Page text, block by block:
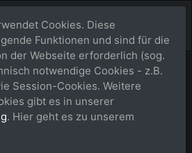
Shop
15379
Cookies. Diese
Funktionen und sind für die
der Webseite erforderlich (sog.
notwendige Cookies - z.B.
Session-Cookies. Weitere
gibt es in unserer
. Hier geht es zu unserem